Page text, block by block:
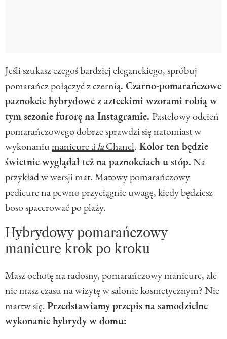
Jeśli szukasz czegoś bardziej eleganckiego, spróbuj
pomarańcz połączyć z czernią. Czarno-pomarańczowe
paznokcie hybrydowe z azteckimi wzorami robią w
tym sezonie furorę na Instagramie. Pastelowy odcień
pomarańczowego dobrze sprawdzi się natomiast w
wykonaniumanicureà laChanel. Kolor ten będzie
świetnie wyglądał też na paznokciach u stóp.Na
przykład w wersji mat. Matowy pomarańczowy
pedicure na pewno przyciągnie uwagę, kiedy będziesz
boso spacerować po plaży.
Hybrydowy pomarańczowy
manicure krok po kroku
Masz ochotę na radosny, pomarańczowy manicure, ale
nie masz czasu na wizytę w salonie kosmetycznym? Nie
martw się.Przedstawiamy przepis na samodzielne
wykonanie hybrydy w domu: